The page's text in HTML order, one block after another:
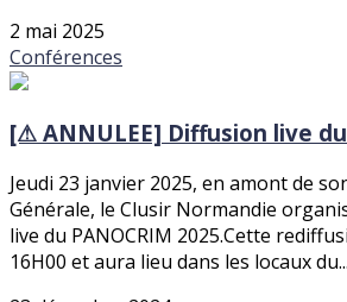
2 mai 2025
Conférences
[⚠ ANNULEE] Diffusion live
Jeudi 23 janvier 2025, en amont de
Générale, le Clusir Normandie
live du PANOCRIM 2025.Cette
16H00 et aura lieu dans les locaux du...